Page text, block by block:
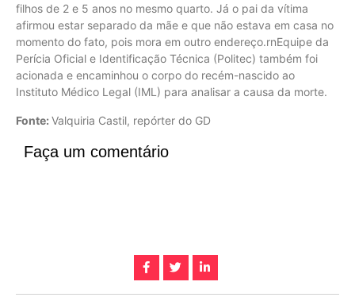
filhos de 2 e 5 anos no mesmo quarto. Já o pai da vítima
afirmou estar separado da mãe e que não estava em casa no
momento do fato, pois mora em outro endereço.rnEquipe da
Perícia Oficial e Identificação Técnica (Politec) também foi
acionada e encaminhou o corpo do recém-nascido ao
Instituto Médico Legal (IML) para analisar a causa da morte.
Fonte: Valquiria Castil, repórter do GD
Faça um comentário